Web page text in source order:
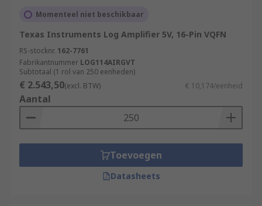
Momenteel niet beschikbaar
Texas Instruments Log Amplifier 5V, 16-Pin VQFN
RS-stocknr. 162-7761
Fabrikantnummer LOG114AIRGVT
Subtotaal (1 rol van 250 eenheden)
€ 2.543,50(excl. BTW) € 10,174/eenheid
Aantal
Toevoegen
Datasheets